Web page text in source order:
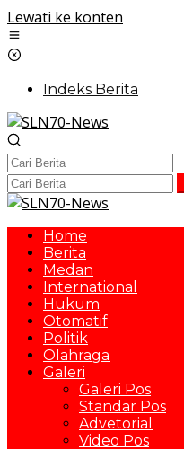
Lewati ke konten
Indeks Berita
Home
Berita
Medan
International
Hukum
Otomatif
Politik
Olahraga
Galeri
Galeri Pos
Standar Pos
Advetorial
Video Pos